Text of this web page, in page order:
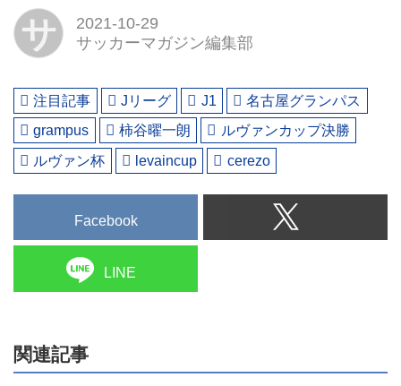
サ
2021-10-29
サッカーマガジン編集部
注目記事 Jリーグ J1
名古屋グランパス
grampus
柿谷曜一朗
ルヴァンカップ決勝
ルヴァン杯
levaincup cerezo
Facebook
LINE
関連記事